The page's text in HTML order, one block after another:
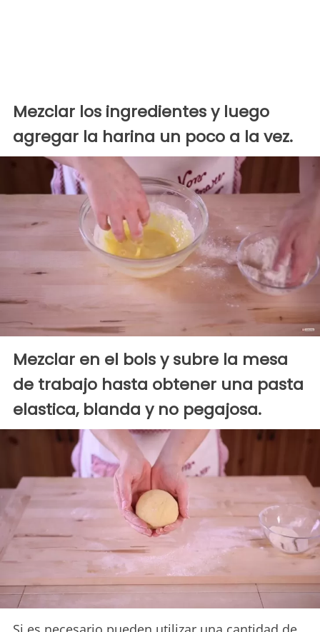
Mezclar los ingredientes y luego
agregar la harina un poco a la vez.
Mezclar en el bols y subre la mesa
de trabajo hasta obtener una pasta
elastica, blanda y no pegajosa.